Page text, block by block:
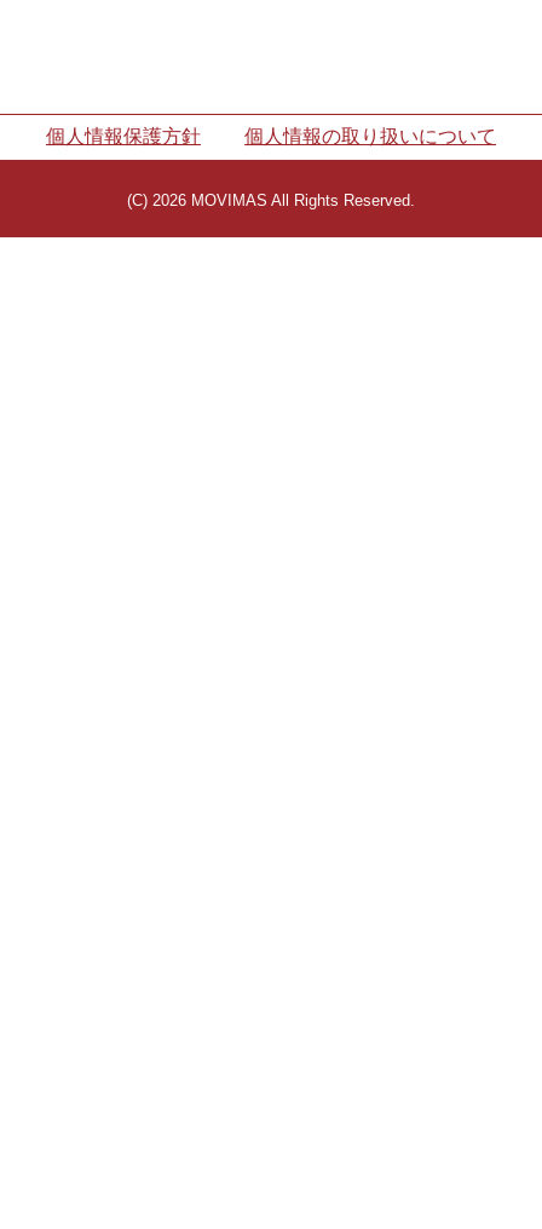
個人情報保護方針 個人情報の取り扱いについて
(C) 2026 MOVIMAS All Rights Reserved.